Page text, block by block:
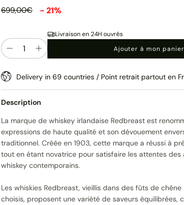
699,00€ - 21%
Quantité
Livraison en 24H ouvrés
Ajouter à mon panier
Delivery in 69 countries / Point retrait partout en
Description
La marque de whiskey irlandaise Redbreast est
expressions de haute qualité et son dévouement
traditionnel. Créée en 1903, cette marque a réussi à
tout en étant novatrice pour satisfaire les attentes des
whiskey contemporains.
Les whiskies Redbreast, vieillis dans des fûts de
choisis, proposent une variété de saveurs équilibrées,